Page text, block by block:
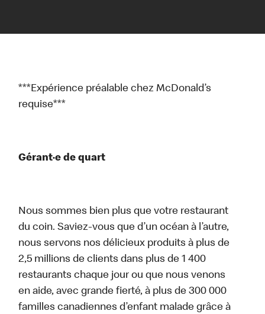
***Expérience préalable chez McDonald’s
requise***
Gérant·e de quart
Nous sommes bien plus que votre restaurant
du coin. Saviez-vous que d’un océan à l’autre,
nous servons nos délicieux produits à plus de
2,5 millions de clients dans plus de 1 400
restaurants chaque jour ou que nous venons
en aide, avec grande fierté, à plus de 300 000
familles canadiennes d’enfant malade grâce à